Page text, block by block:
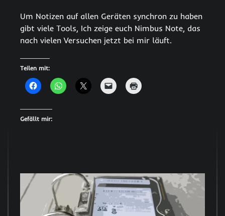
Um Notizen auf allen Geräten synchron zu haben
gibt viele Tools, Ich zeige euch Nimbus Note, das
nach vielen Versuchen jetzt bei mir läuft.
Teilen mit:
Gefällt mir: